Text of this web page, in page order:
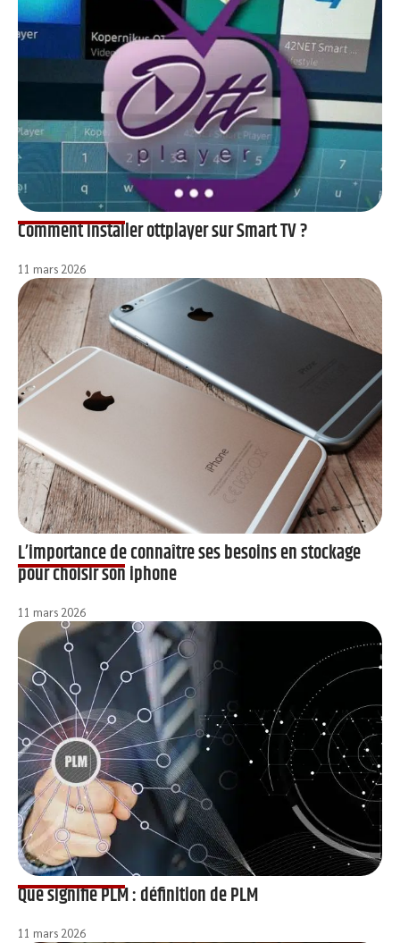
Comment installer ottplayer sur Smart TV ?
11 mars 2026
L’importance de connaître ses besoins en stockage
pour choisir son iphone
11 mars 2026
Que signifie PLM : définition de PLM
11 mars 2026